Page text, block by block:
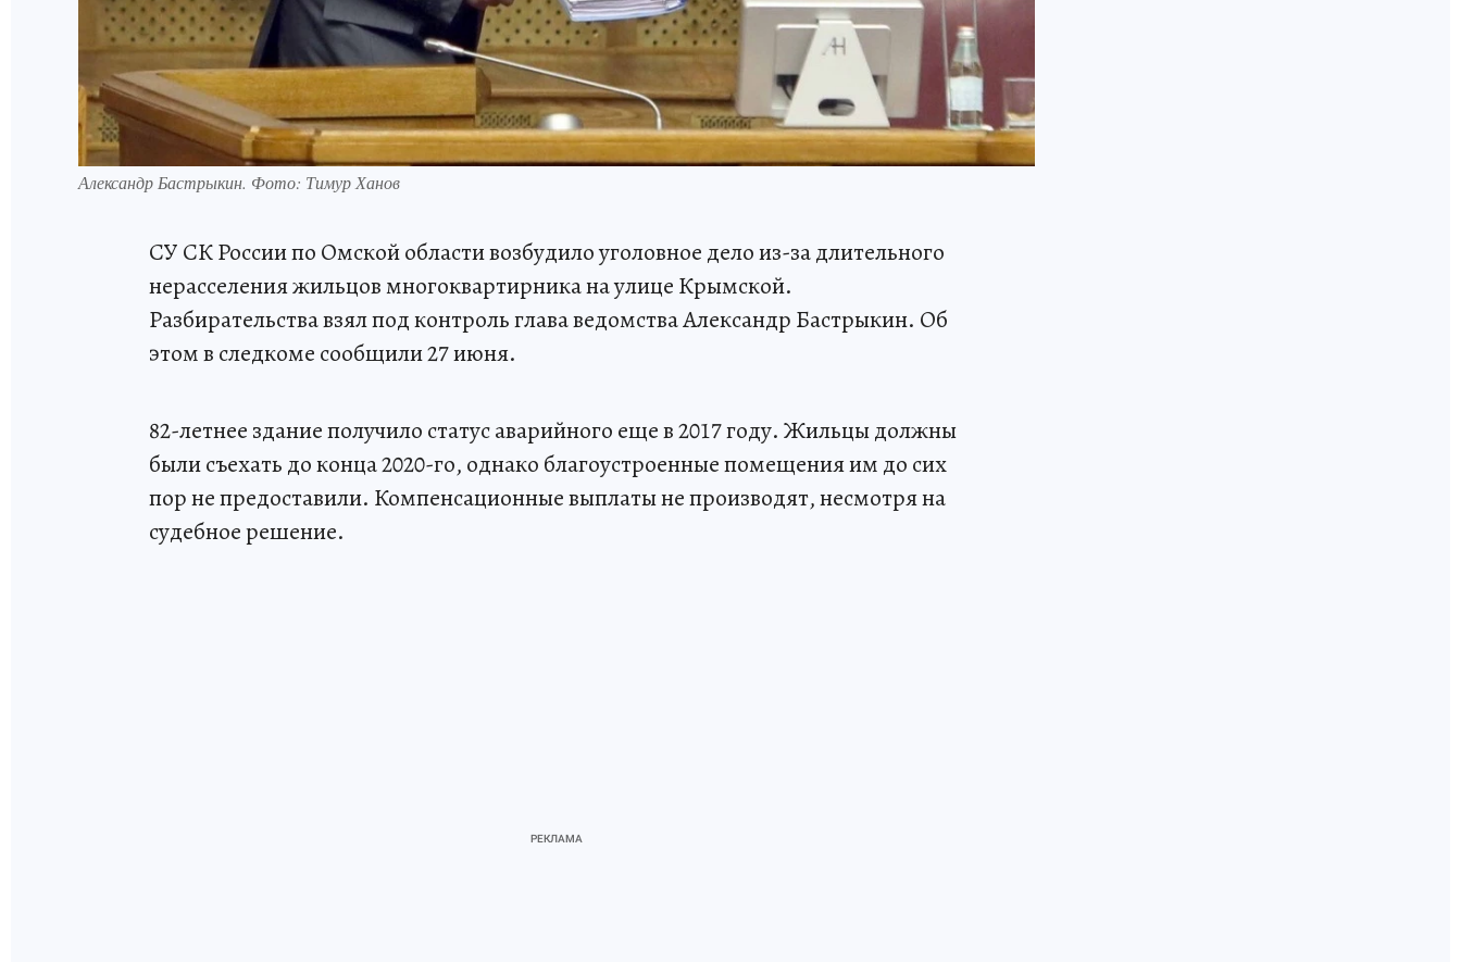
Александр Бастрыкин. Фото: Тимур Ханов
СУ СК России по Омской области возбудило уголовное дело из-за длительного
нерасселения жильцов многоквартирника на улице Крымской.
Разбирательства взял под контроль глава ведомства Александр Бастрыкин. Об
этом в следкоме сообщили 27 июня.
82-летнее здание получило статус аварийного еще в 2017 году. Жильцы должны
были съехать до конца 2020-го, однако благоустроенные помещения им до сих
пор не предоставили. Компенсационные выплаты не производят, несмотря на
судебное решение.